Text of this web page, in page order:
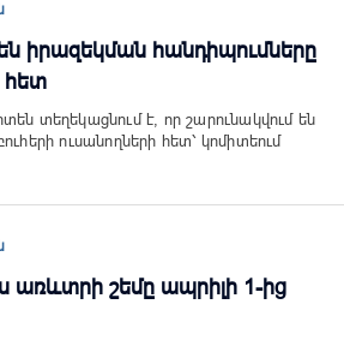
իրազեկման հանդիպումները
հետ
տեղեկացնում է, որ շարունակվում են
ուսանողների հետ՝ կոմիտեում
շեմը ապրիլի 1-ից